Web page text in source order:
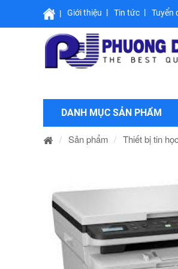
Giới thiệu Tin tức Tuyển
DANH MỤC SẢN PHẨM
Sản phẩm Thiết bị tin học